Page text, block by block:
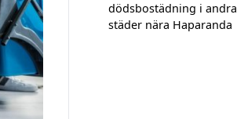
dödsbostädning i andra
städer nära Haparanda